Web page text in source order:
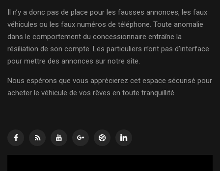
Il n’y a donc pas de place pour les fausses annonces, les faux
véhicules ou les faux numéros de téléphone. Toute anomalie
dans le comportement du concessionnaire entraîne la
résiliation de son compte. Les particuliers n’ont pas d’interface
pour mettre des annonces sur notre site.
Nous espérons que vous apprécierez cet espace sécurisé pour
acheter le véhicule de vos rêves en toute tranquillité.